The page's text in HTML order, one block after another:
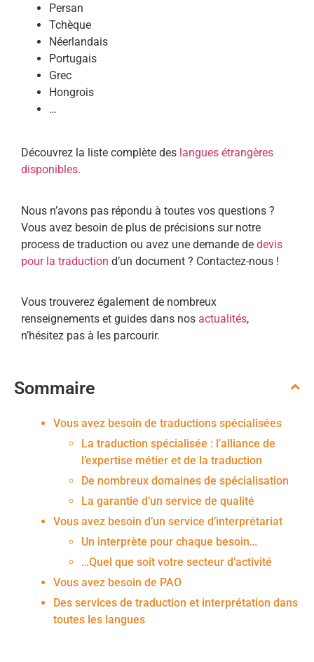
Persan
Tchèque
Néerlandais
Portugais
Grec
Hongrois
…
Découvrez la liste complète des langues étrangères
disponibles.
Nous n’avons pas répondu à toutes vos questions ?
Vous avez besoin de plus de précisions sur notre
process de traduction ou avez une demande de devis
pour la traduction d’un document ? Contactez-nous !
Vous trouverez également de nombreux
renseignements et guides dans nos actualités,
n’hésitez pas à les parcourir.
Sommaire
Vous avez besoin de traductions spécialisées
La traduction spécialisée : l’alliance de
l’expertise métier et de la traduction
De nombreux domaines de spécialisation
La garantie d’un service de qualité
Vous avez besoin d’un service d’interprétariat
Un interprète pour chaque besoin…
…Quel que soit votre secteur d’activité
Vous avez besoin de PAO
Des services de traduction et interprétation dans
toutes les langues